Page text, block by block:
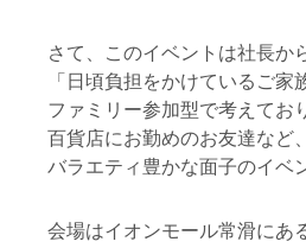
さて、このイベントは社長か
「日頃負担をかけているご
ファミリー参加型で考えてお
百貨店にお勤めのお友達など
バラエティ豊かな面子のイベ
会場はイオンモール常滑にあ